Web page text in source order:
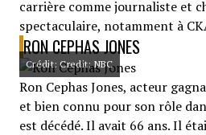
carrière comme journaliste et
spectaculaire, notamment à
RON CEPHAS JONES
Crédit: Credit: NBC
Ron Cephas Jones, acteur
et bien connu pour son rôle
est décédé. Il avait 66 ans. Il